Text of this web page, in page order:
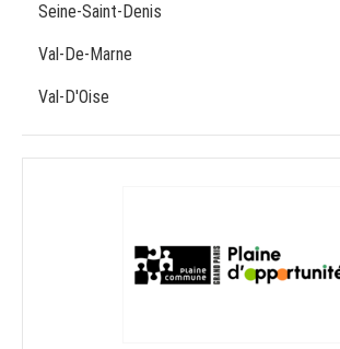
Seine-Saint-Denis
Val-De-Marne
Val-D'Oise